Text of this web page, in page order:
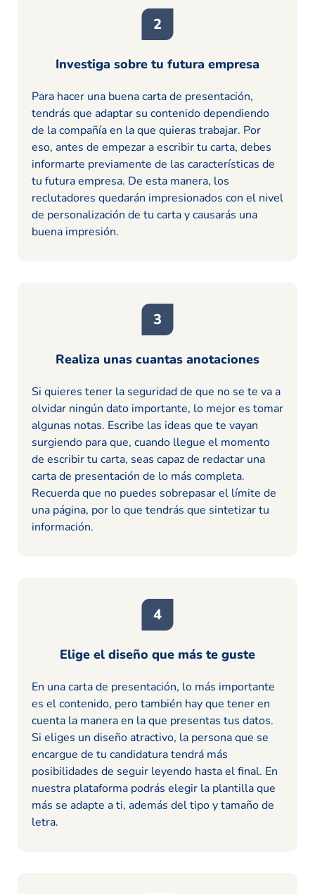
Investiga sobre tu futura empresa
Para hacer una buena carta de presentación,
tendrás que adaptar su contenido dependiendo
de la compañía en la que quieras trabajar. Por
eso, antes de empezar a escribir tu carta, debes
informarte previamente de las características de
tu futura empresa. De esta manera, los
reclutadores quedarán impresionados con el nivel
de personalización de tu carta y causarás una
buena impresión.
Realiza unas cuantas anotaciones
Si quieres tener la seguridad de que no se te va a
olvidar ningún dato importante, lo mejor es tomar
algunas notas. Escribe las ideas que te vayan
surgiendo para que, cuando llegue el momento
de escribir tu carta, seas capaz de redactar una
carta de presentación de lo más completa.
Recuerda que no puedes sobrepasar el límite de
una página, por lo que tendrás que sintetizar tu
información.
Elige el diseño que más te guste
En una carta de presentación, lo más importante
es el contenido, pero también hay que tener en
cuenta la manera en la que presentas tus datos.
Si eliges un diseño atractivo, la persona que se
encargue de tu candidatura tendrá más
posibilidades de seguir leyendo hasta el final. En
nuestra plataforma podrás elegir la plantilla que
más se adapte a ti, además del tipo y tamaño de
letra.